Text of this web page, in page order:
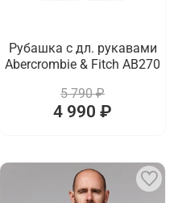
Рубашка с дл. рукавами
Abercrombie & Fitch AB270
5 790 ₽
4 990 ₽